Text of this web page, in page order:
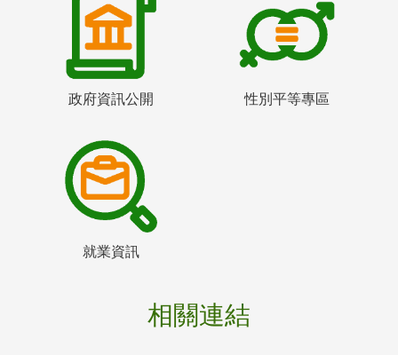
政府資訊公開 性別平等專區
就業資訊
相關連結